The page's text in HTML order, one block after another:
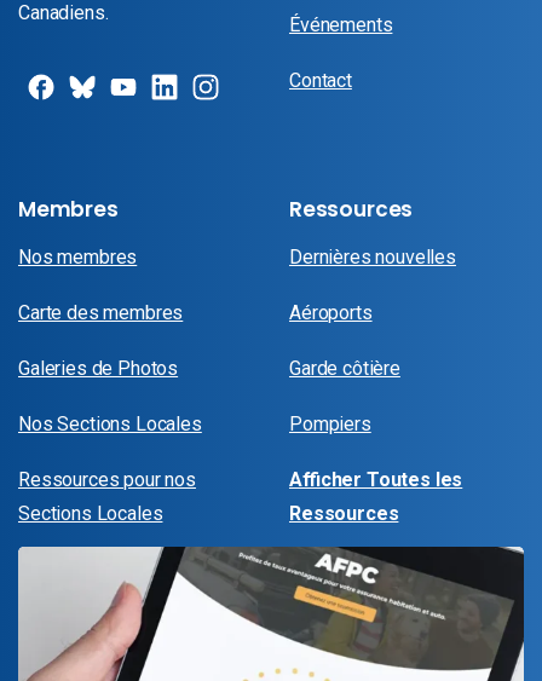
Canadiens.
Événements
Contact
Membres
Nos membres
Carte des membres
Galeries de Photos
Nos Sections Locales
Ressources pour nos
Sections Locales
Ressources
Dernières nouvelles
Aéroports
Garde côtière
Pompiers
Afficher Toutes les
Ressources